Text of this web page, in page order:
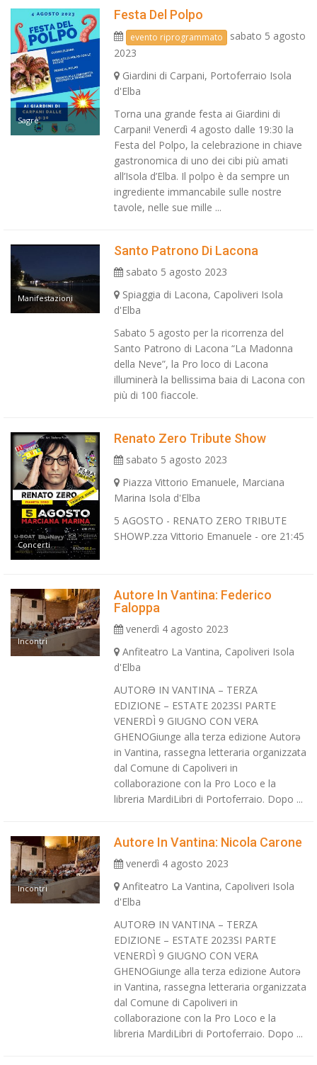
Sagre
Festa Del Polpo
evento riprogrammato
sabato 5 agosto
2023
Giardini di Carpani, Portoferraio Isola
d'Elba
Torna una grande festa ai Giardini di
Carpani! Venerdì 4 agosto dalle 19:30 la
Festa del Polpo, la celebrazione in chiave
gastronomica di uno dei cibi più amati
all’Isola d’Elba. Il polpo è da sempre un
ingrediente immancabile sulle nostre
tavole, nelle sue mille ...
Manifestazioni
Santo Patrono Di Lacona
sabato 5 agosto 2023
Spiaggia di Lacona, Capoliveri Isola
d'Elba
Sabato 5 agosto per la ricorrenza del
Santo Patrono di Lacona “La Madonna
della Neve”, la Pro loco di Lacona
illuminerà la bellissima baia di Lacona con
più di 100 fiaccole.
Concerti
Renato Zero Tribute Show
sabato 5 agosto 2023
Piazza Vittorio Emanuele, Marciana
Marina Isola d'Elba
5 AGOSTO - RENATO ZERO TRIBUTE
SHOWP.zza Vittorio Emanuele - ore 21:45
Incontri
Autore In Vantina: Federico
Faloppa
venerdì 4 agosto 2023
Anfiteatro La Vantina, Capoliveri Isola
d'Elba
AUTORƏ IN VANTINA – TERZA
EDIZIONE – ESTATE 2023SI PARTE
VENERDÌ 9 GIUGNO CON VERA
GHENOGiunge alla terza edizione Autorə
in Vantina, rassegna letteraria organizzata
dal Comune di Capoliveri in
collaborazione con la Pro Loco e la
libreria MardiLibri di Portoferraio. Dopo ...
Incontri
Autore In Vantina: Nicola Carone
venerdì 4 agosto 2023
Anfiteatro La Vantina, Capoliveri Isola
d'Elba
AUTORƏ IN VANTINA – TERZA
EDIZIONE – ESTATE 2023SI PARTE
VENERDÌ 9 GIUGNO CON VERA
GHENOGiunge alla terza edizione Autorə
in Vantina, rassegna letteraria organizzata
dal Comune di Capoliveri in
collaborazione con la Pro Loco e la
libreria MardiLibri di Portoferraio. Dopo ...